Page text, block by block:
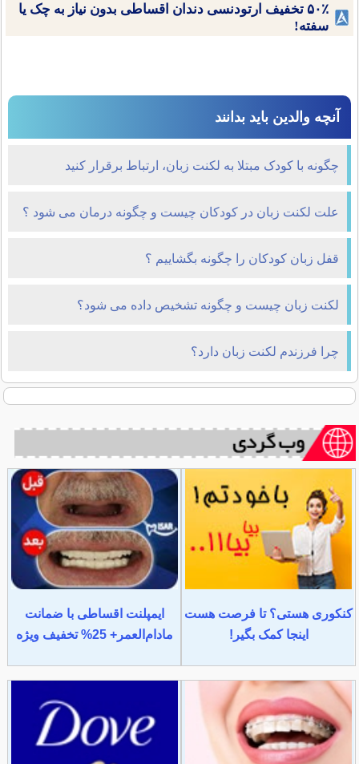
۵۰٪ تخفیف ارتودنسی دندان اقساطی بدون نیاز به چک یا
سفته!
آنچه والدین باید بدانند
چگونه با کودک مبتلا به لکنت زبان، ارتباط برقرار کنید
علت لکنت زبان در کودکان چیست و چگونه درمان می شود ؟
قفل زبان کودکان را چگونه بگشاییم ؟
لکنت زبان چیست و چگونه تشخیص داده می شود؟
چرا فرزندم لکنت زبان دارد؟
کنکوری هستی؟ تا فرصت هست
اینجا کمک بگیر!
ایمپلنت اقساطی با ضمانت
مادام‌العمر+ 25% تخفیف ویژه